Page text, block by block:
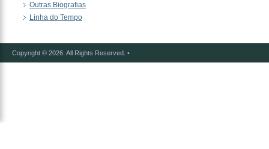
Outras Biografias
Linha do Tempo
Copyright © 2026. All Rights Reserved. •